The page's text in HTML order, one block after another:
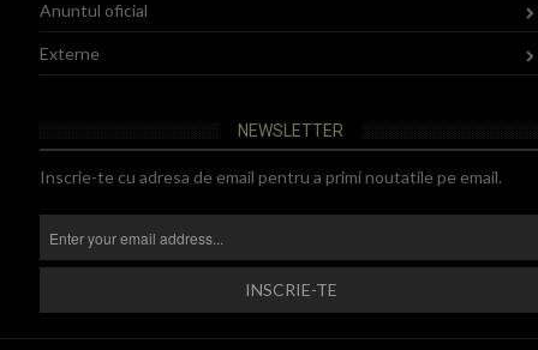
Anuntul oficial
Externe
NEWSLETTER
Inscrie-te cu adresa de email pentru a primi noutatile pe email.